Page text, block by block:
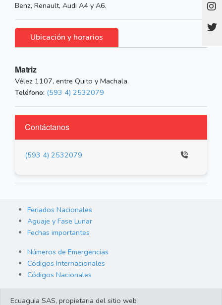
Benz, Renault, Audi A4 y A6.
Ubicación y horarios
Matriz
Vélez 1107, entre Quito y Machala.
Teléfono: (593 4) 2532079
Contáctanos
(593 4) 2532079
Feriados Nacionales
Aguaje y Fase Lunar
Fechas importantes
Números de Emergencias
Códigos Internacionales
Códigos Nacionales
Ecuaguia SAS, propietaria del sitio web